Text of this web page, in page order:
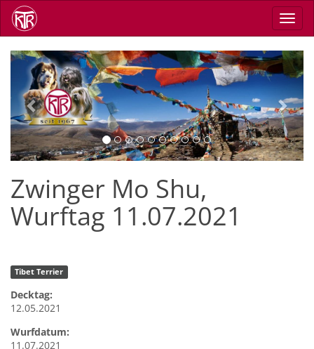
Skip
main
Previous Next
Zwinger Mo Shu,
Wurftag 11.07.2021
Tibet Terrier
Decktag:
12.05.2021
Wurfdatum:
11.07.2021